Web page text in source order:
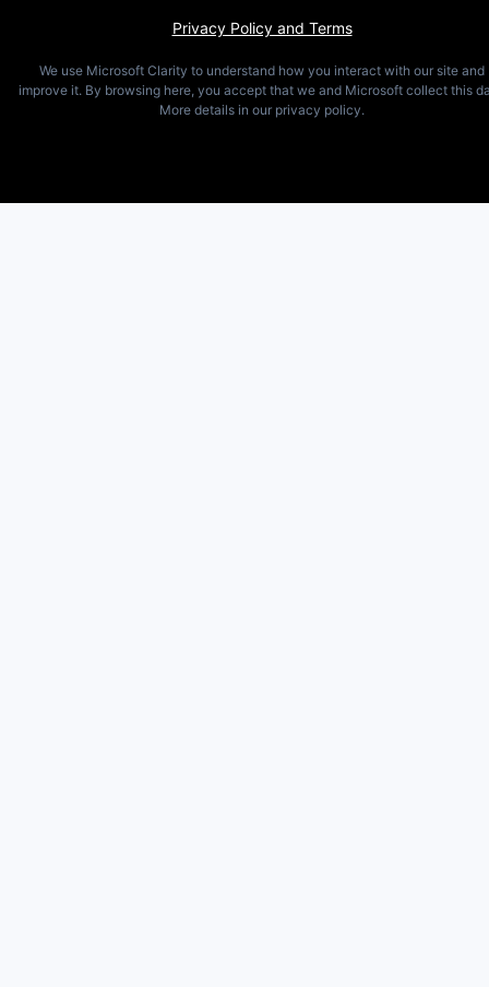
Privacy Policy and Terms
We use Microsoft Clarity to understand how you interact with our site and
improve it. By browsing here, you accept that we and Microsoft collect this
More details in our privacy policy.